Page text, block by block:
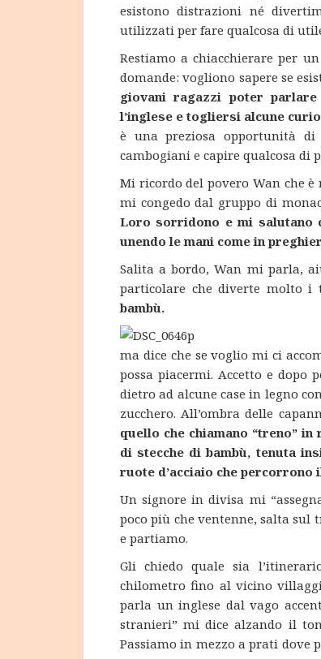
esistono distrazioni né
utilizzati per fare qualcosa di
Restiamo a chiacchierare per
domande: vogliono sapere se
giovani ragazzi poter
l’inglese e togliersi alcune
è una preziosa opportunità
cambogiani e capire qualcosa di
Mi ricordo del povero Wan che
mi congedo dal gruppo di
Loro sorridono e mi salutano
unendo le mani come in
Salita a bordo, Wan mi parla,
particolare che diverte molto i
bambù.
ma dice che se voglio mi ci
possa piacermi. Accetto e
dietro ad alcune case in legno
zucchero. All’ombra delle
quello che chiamano “treno”
di stecche di bambù, tenuta
ruote d’acciaio che percorrono
Un signore in divisa mi
poco più che ventenne, salta
e partiamo.
Gli chiedo quale sia
chilometro fino al vicino
parla un inglese dal vago
stranieri” mi dice alzando il
Passiamo in mezzo a prati dove